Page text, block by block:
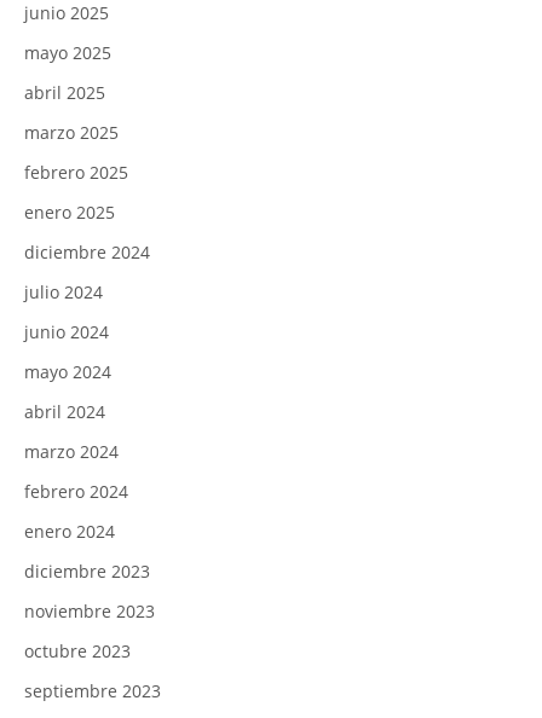
junio 2025
mayo 2025
abril 2025
marzo 2025
febrero 2025
enero 2025
diciembre 2024
julio 2024
junio 2024
mayo 2024
abril 2024
marzo 2024
febrero 2024
enero 2024
diciembre 2023
noviembre 2023
octubre 2023
septiembre 2023